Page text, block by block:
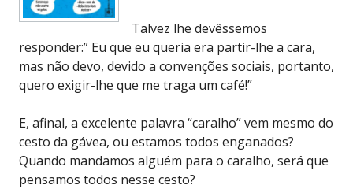
Talvez lhe devêssemos
responder:” Eu que eu queria era partir-lhe a cara,
mas não devo, devido a convenções sociais, portanto,
quero exigir-lhe que me traga um café!”
E, afinal, a excelente palavra “caralho” vem mesmo do
cesto da gávea, ou estamos todos enganados?
Quando mandamos alguém para o caralho, será que
pensamos todos nesse cesto?